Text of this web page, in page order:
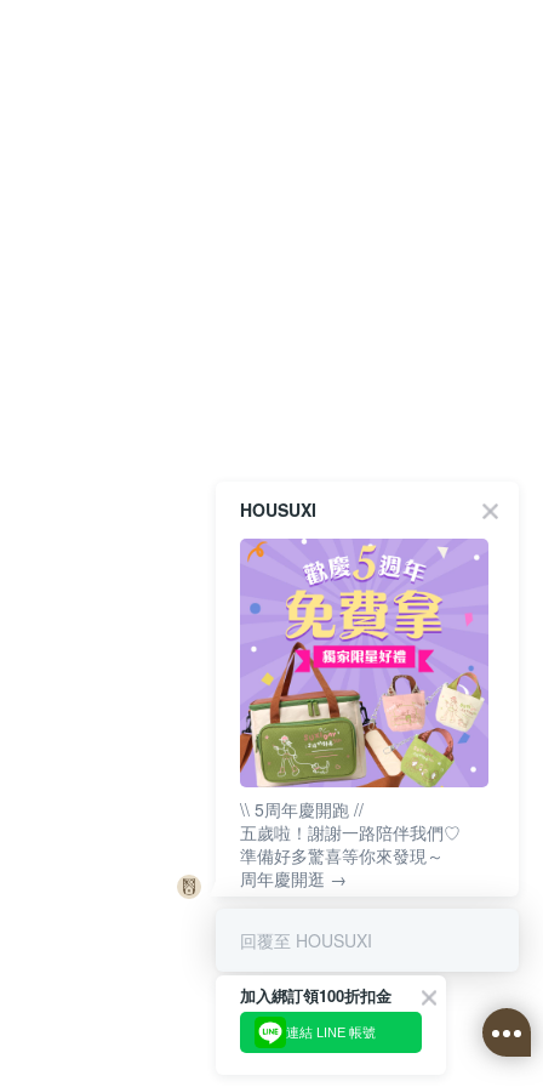
HOUSUXI
\\ 5周年慶開跑 //
五歲啦！謝謝一路陪伴我們♡
準備好多驚喜等你來發現～
周年慶開逛 →
回覆至 HOUSUXI
加入綁訂領100折扣金
連結 LINE 帳號